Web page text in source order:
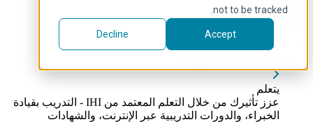
not to be tracked.
Accept
Decline
يتعلم
عزز تأثيرك من خلال التعلم المعتمد من IHI - التدريب بقيادة
الخبراء، والدورات التدريبية عبر الإنترنت، والشهادات